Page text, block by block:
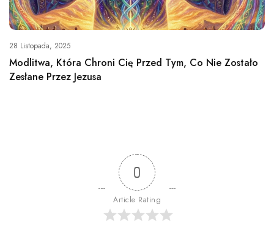
28 Listopada, 2025
Modlitwa, Która Chroni Cię Przed Tym, Co Nie Zostało
Zesłane Przez Jezusa
0
Article Rating